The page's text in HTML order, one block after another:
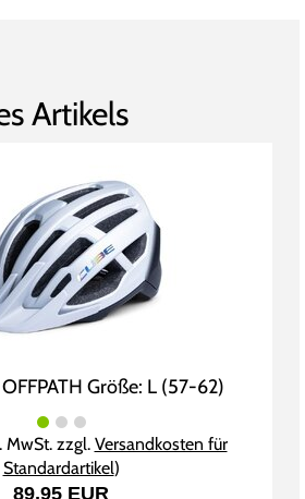
Artikels
Größe: L (57-62)
MwSt. zzgl. Versandkosten für
Standardartikel)
89,95 EUR